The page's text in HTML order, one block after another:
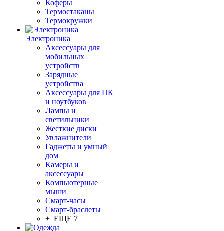
Коферы
Термостаканы
Термокружки
Электроника
Аксессуары для
мобильных
устройств
Зарядные
устройства
Аксессуары для ПК
и ноутбуков
Лампы и
светильники
Жесткие диски
Увлажнители
Гаджеты и умный
дом
Камеры и
аксессуары
Компьютерные
мыши
Смарт-часы
Смарт-браслеты
+ ЕЩЕ 7